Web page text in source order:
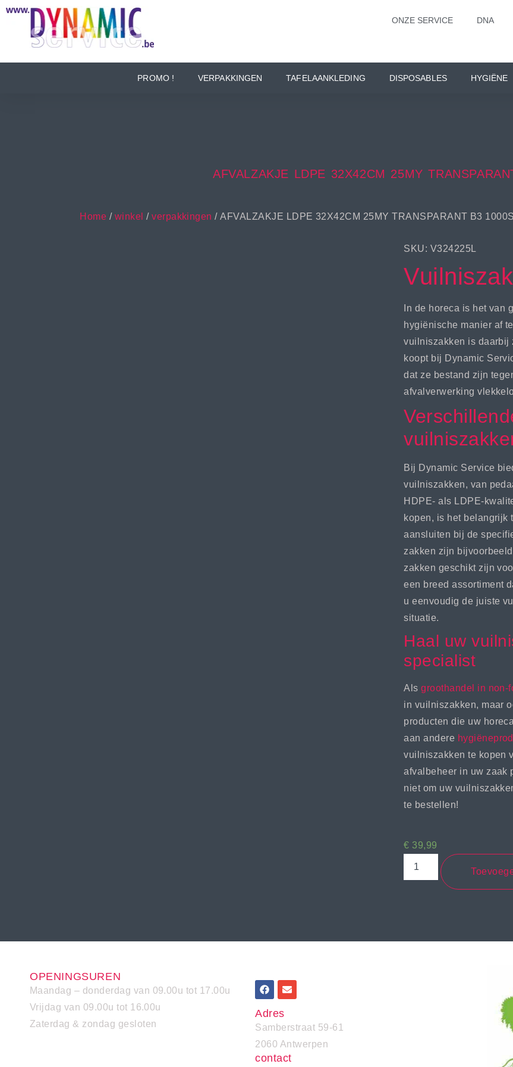
ONZE SERVICE DNA
PROMO ! VERPAKKINGEN TAFELAANKLEDING DISPOSABLES HYGIËNE
AFVALZAKJE LDPE 32X42CM 25MY
Home / winkel /verpakkingen / AFVALZAKJE LDPE 32X42CM 25MY TRANSPARANT B3
SKU: V324225L
In de horeca is het van
hygiënische manier af
vuilniszakken is daarbij
koopt bij Dynamic
dat ze bestand zijn
afvalverwerking
Bij Dynamic Service
vuilniszakken, van
HDPE- als LDPE-
kopen, is het belangrijk
aansluiten bij de
zakken zijn
zakken geschikt zijn
een breed assortiment
u eenvoudig de juiste
situatie.
Haal uw
specialist
Alsgroothandel in non-
in vuilniszakken, maar
producten die uw
aan andere
vuilniszakken te kopen
afvalbeheer in uw zaak
niet om uw
te bestellen!
€ 39,99
OPENINGSUREN
Maandag – donderdag van 09.00u tot 17.00u
Vrijdag van 09.00u tot 16.00u
Zaterdag & zondag gesloten
Adres
Samberstraat 59-61
2060 Antwerpen
contact